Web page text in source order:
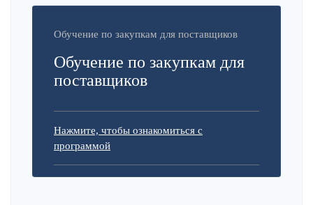
Обучение по закупкам для поставщиков
Обучение по закупкам для
поставщиков
Нажмите, чтобы ознакомиться с
программой